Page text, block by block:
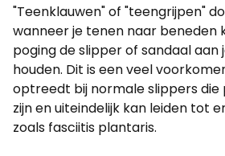
"Teenklauwen" of "teengrijpen"
wanneer je tenen naar beneden
poging de slipper of sandaal aan
houden. Dit is een veel
optreedt bij normale slippers die
zijn en uiteindelijk kan leiden tot
zoals fasciitis plantaris.